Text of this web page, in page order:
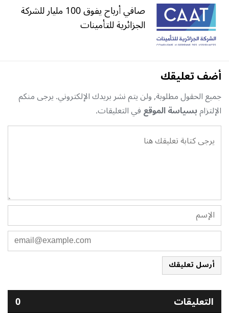
صافي أرباح يفوق 100 مليار للشركة
الجزائرية للتأمينات
أضف تعليقك
جميع الحقول مطلوبة, ولن يتم نشر بريدك الإلكتروني. يرجى منكم
الإلتزامبسياسة الموقعفي التعليقات.
أرسل تعليقك
التعليقات 0